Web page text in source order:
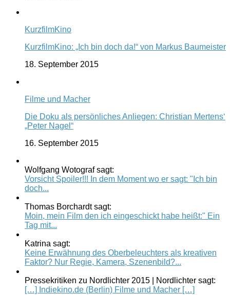
KurzfilmKino
KurzfilmKino: „Ich bin doch da!“ von Markus Baumeister
18. September 2015
Filme und Macher
Die Doku als persönliches Anliegen: Christian Mertens‘
„Peter Nagel“
16. September 2015
Wolfgang Wotograf sagt:
Vorsicht Spoiler!!! In dem Moment wo er sagt: "Ich bin
doch...
Thomas Borchardt sagt:
Moin, mein Film den ich eingeschickt habe heißt:" Ein
Tag mit...
Katrina sagt:
Keine Erwähnung des Oberbeleuchters als kreativen
Faktor? Nur Regie, Kamera, Szenenbild?...
Pressekritiken zu Nordlichter 2015 | Nordlichter sagt:
[…] Indiekino.de (Berlin) Filme und Macher […]